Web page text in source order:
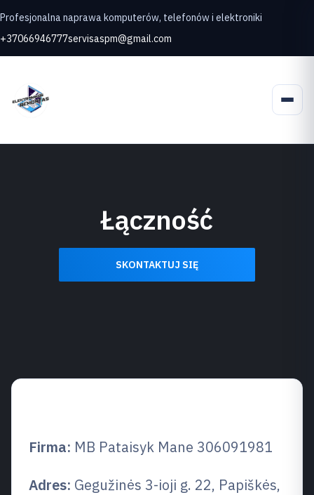
Profesjonalna naprawa komputerów, telefonów i elektroniki
+37066946777servisaspm@gmail.com
Łączność
SKONTAKTUJ SIĘ
Firma: MB Pataisyk Mane 306091981
Adres: Gegužinės 3-ioji g. 22, Papiškės,